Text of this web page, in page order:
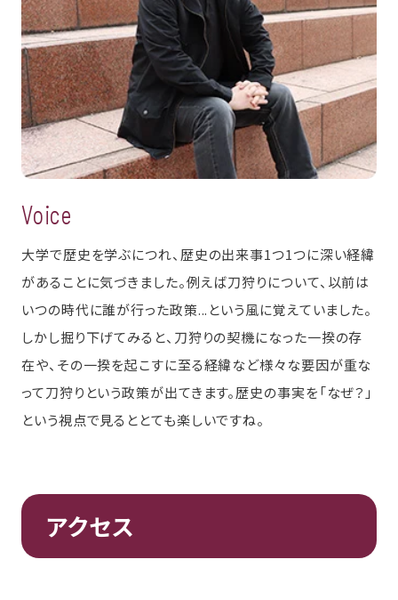
Voice
大学で歴史を学ぶにつれ、歴史の出来事1つ1つに深い経緯
があることに気づきました。例えば刀狩りについて、以前は
いつの時代に誰が行った政策...という風に覚えていました。
しかし掘り下げてみると、刀狩りの契機になった一揆の存
在や、その一揆を起こすに至る経緯など様々な要因が重な
って刀狩りという政策が出てきます。歴史の事実を「なぜ？」
という視点で見るととても楽しいですね。
アクセス